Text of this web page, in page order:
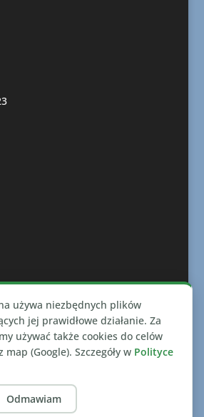
przezElegant Themes
używa niezbędnych plików
jej prawidłowe działanie. Za
używać także cookies do celów
(Google). Szczegóły w Polityce
Odmawiam